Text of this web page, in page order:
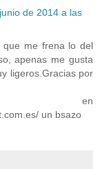
de 2014 a las
que me frena lo del
apenas me gusta
ligeros.Gracias por
en
un bsazo